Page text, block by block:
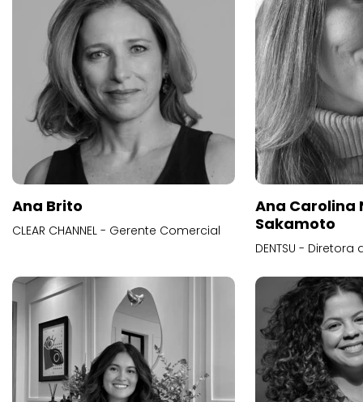
Ana Brito
CLEAR CHANNEL - Gerente Comercial
Ana Carolina
Sakamoto
DENTSU -